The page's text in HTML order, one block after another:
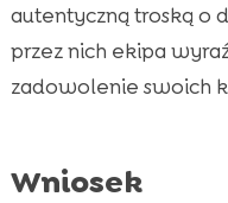
autentyczną troską o
przez nich ekipa
zadowolenie swoich
Wniosek